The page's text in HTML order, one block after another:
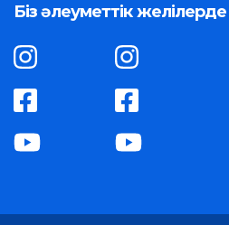
Біз әлеуметтік желілерде